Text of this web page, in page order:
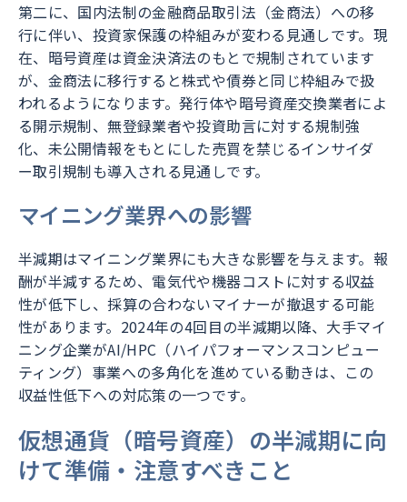
第二に、国内法制の金融商品取引法（金商法）への移
行に伴い、投資家保護の枠組みが変わる見通しです。現
在、暗号資産は資金決済法のもとで規制されています
が、金商法に移行すると株式や債券と同じ枠組みで扱
われるようになります。発行体や暗号資産交換業者によ
る開示規制、無登録業者や投資助言に対する規制強
化、未公開情報をもとにした売買を禁じるインサイダ
ー取引規制も導入される見通しです。
マイニング業界への影響
半減期はマイニング業界にも大きな影響を与えます。報
酬が半減するため、電気代や機器コストに対する収益
性が低下し、採算の合わないマイナーが撤退する可能
性があります。2024年の4回目の半減期以降、大手マイ
ニング企業がAI/HPC（ハイパフォーマンスコンピュー
ティング）事業への多角化を進めている動きは、この
収益性低下への対応策の一つです。
仮想通貨（暗号資産）の半減期に向
けて準備・注意すべきこと